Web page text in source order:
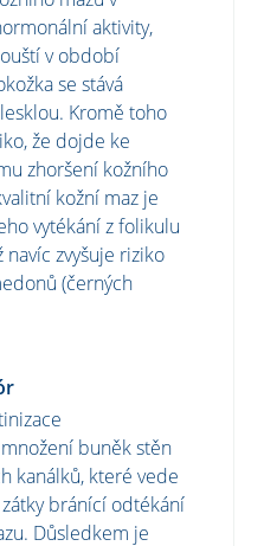
aktivity,
v období
se stává
Kromě toho
že dojde ke
zhoršení kožního
kožní maz je
vytékání z folikulu
navíc zvyšuje riziko
(černých
buněk stěn
kanálků, které vede
bránící odtékání
Důsledkem je